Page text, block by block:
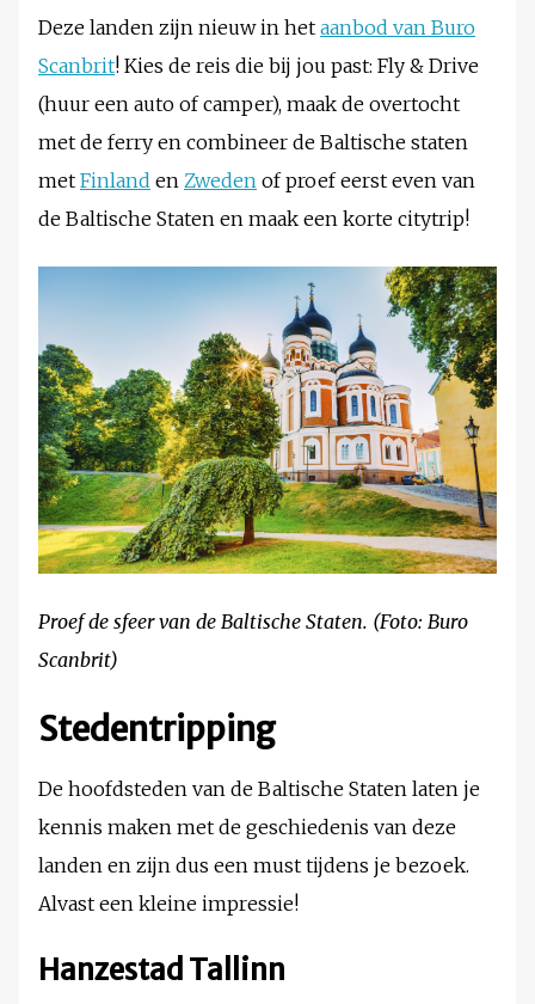
Deze landen zijn nieuw in het aanbod van Buro
Scanbrit! Kies de reis die bij jou past: Fly & Drive
(huur een auto of camper), maak de overtocht
met de ferry en combineer de Baltische staten
met Finland en Zweden of proef eerst even van
de Baltische Staten en maak een korte citytrip!
Proef de sfeer van de Baltische Staten. (Foto: Buro
Scanbrit)
Stedentripping
De hoofdsteden van de Baltische Staten laten je
kennis maken met de geschiedenis van deze
landen en zijn dus een must tijdens je bezoek.
Alvast een kleine impressie!
Hanzestad Tallinn